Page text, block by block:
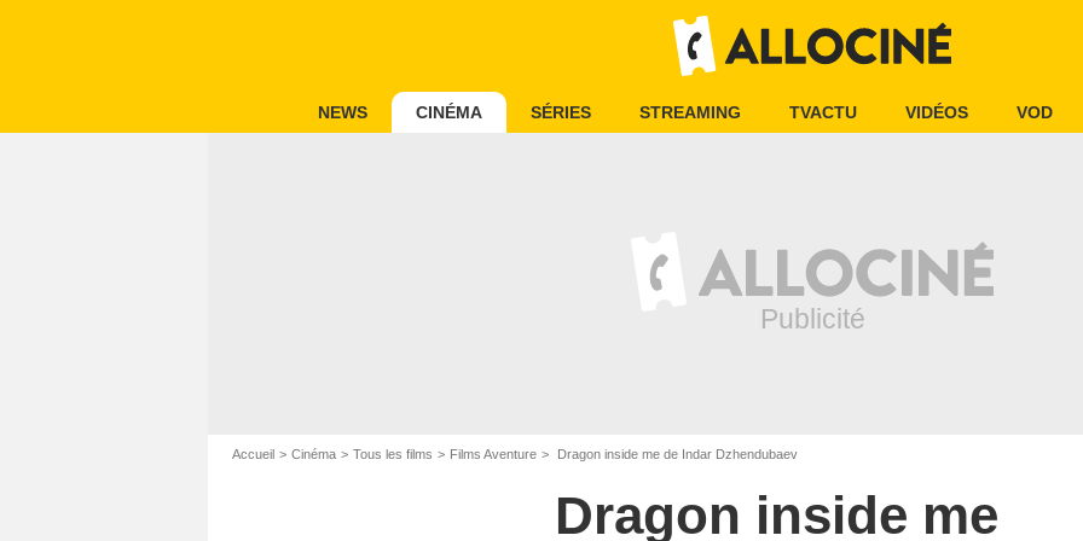
NEWS CINÉMA SÉRIES STREAMING TVACTU VIDÉOS VOD
Accueil Cinéma Tous les films Films Aventure Dragon inside me de Indar Dzhendubaev
Dragon inside me